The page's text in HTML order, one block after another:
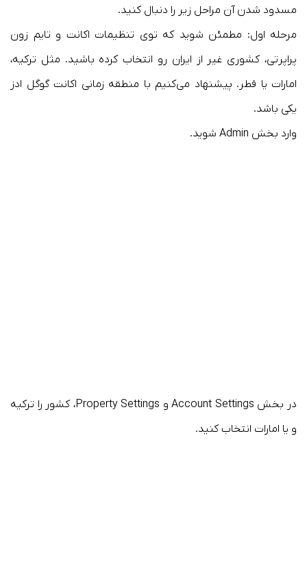
مسدود شدن آن مراحل زیر را دنبال کنید.
مرحله اول: مطمئن شوید که توی تنظیمات اکانت و تایم زون
پراپرتی، کشوری غیر از ایران رو انتخاب کرده باشید. مثل ترکیه،
امارات یا قطر. پیشنهاد می‌کنیم با منطقه زمانی اکانت گوگل ادز
یکی باشد.
وارد بخش Admin شوید.
در بخش Account Settings و Property Settings، کشور را ترکیه
و یا امارات انتخاب کنید.